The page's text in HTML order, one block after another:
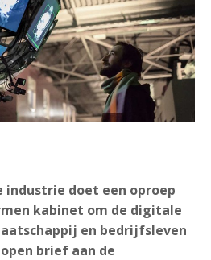
doet een oproep
kabinet om de digitale
en bedrijfsleven
brief aan de